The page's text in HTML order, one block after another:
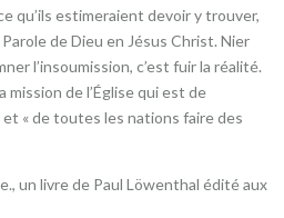
qu’ils estimeraient devoir y trouver,
de Dieu en Jésus Christ. Nier
l’insoumission, c’est fuir la réalité.
mission de l’Église qui est de
« de toutes les nations faire des
un livre de Paul Löwenthal édité aux